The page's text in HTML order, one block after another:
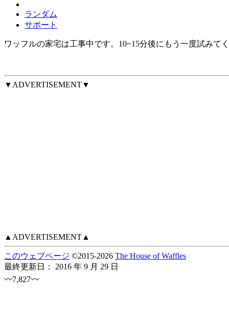
ランダム
サポート
ワッフルの家宅は工事中です。10~15分後にもう一度試みて
▼ADVERTISEMENT▼
▲ADVERTISEMENT▲
このウェブページ ©2015-2026 The House of Waffles
最終更新日： 2016 年 9 月 29 日
〰7,827〰